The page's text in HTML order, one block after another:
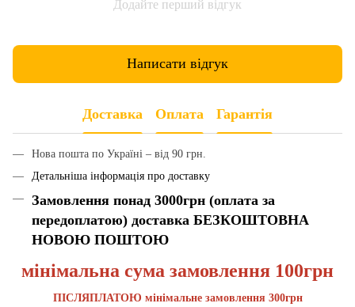
Додайте перший відгук
Написати відгук
Доставка Оплата Гарантія
Нова пошта по Україні – від 90 грн.
Детальніша інформація про доставку
Замовлення понад 3000грн (оплата за
передоплатою) доставка БЕЗКОШТОВНА
НОВОЮ ПОШТОЮ
мінімальна сума замовлення 100грн
ПІСЛЯПЛАТОЮ мінімальне замовлення 300грн